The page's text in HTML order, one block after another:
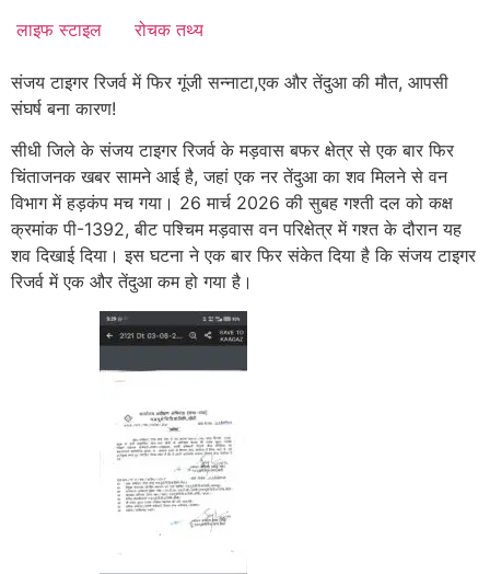
लाइफ स्टाइल
रोचक तथ्य
संजय टाइगर रिजर्व में फिर गूंजी सन्नाटा,एक और तेंदुआ की मौत, आपसी
संघर्ष बना कारण!
सीधी जिले के संजय टाइगर रिजर्व के मड़वास बफर क्षेत्र से एक बार फिर
चिंताजनक खबर सामने आई है, जहां एक नर तेंदुआ का शव मिलने से वन
विभाग में हड़कंप मच गया। 26 मार्च 2026 की सुबह गश्ती दल को कक्ष
क्रमांक पी-1392, बीट पश्चिम मड़वास वन परिक्षेत्र में गश्त के दौरान यह
शव दिखाई दिया। इस घटना ने एक बार फिर संकेत दिया है कि संजय टाइगर
रिजर्व में एक और तेंदुआ कम हो गया है।